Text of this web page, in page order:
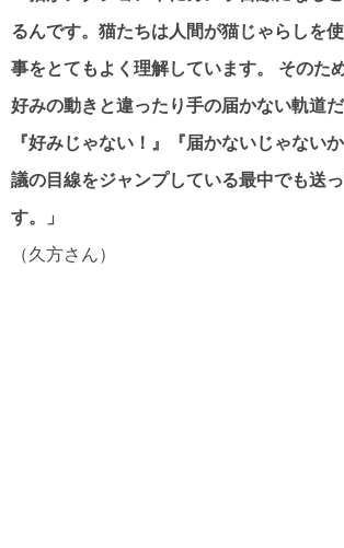
るんです。猫たちは人間が猫じゃらしを
事をとてもよく理解しています。 そのた
好みの動きと違ったり手の届かない軌道だ
『好みじゃない！』『届かないじゃない
議の目線をジャンプしている最中でも送
す。」
（久方さん）